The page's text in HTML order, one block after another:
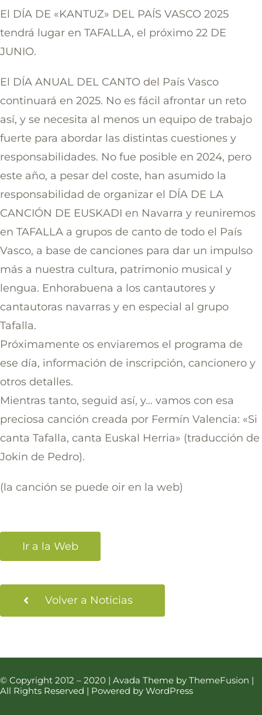
El DÍA DE «KANTUZ» DEL PAÍS VASCO 2025
tendrá lugar en TAFALLA, el próximo 22 DE
JUNIO.
El DÍA ANUAL DEL CANTO del País Vasco
continuará en 2025. No es fácil afrontar un reto
así, y se necesita al menos un equipo de trabajo
fuerte para abordar las distintas cuestiones y
responsabilidades. No fue posible en 2024, pero
este año, a pesar del coste, han asumido la
responsabilidad de organizar el DÍA DE LA
CANCIÓN DE EUSKADI en Navarra y reuniremos
en TAFALLA a grupos de canto de todo el País
Vasco, a base de canciones para dar un impulso
más a nuestra cultura, patrimonio musical y
lengua. Enhorabuena a los cantautores y
cantautoras navarras y en especial al grupo
Tafalla.
Próximamente os enviaremos el programa de
ese día, información de inscripción, cancionero y
otros detalles.
Mientras tanto, seguid así, y… vamos con esa
preciosa canción creada por Fermín Valencia: «Si
canta Tafalla, canta Euskal Herria» (traducción de
Jokin de Pedro).
(la canción se puede oir en la web)
Ir a la Web
Volver a Noticias
© Copyright 2012 – 2020 | Avada Theme by ThemeFusion |
All Rights Reserved | Powered by WordPress